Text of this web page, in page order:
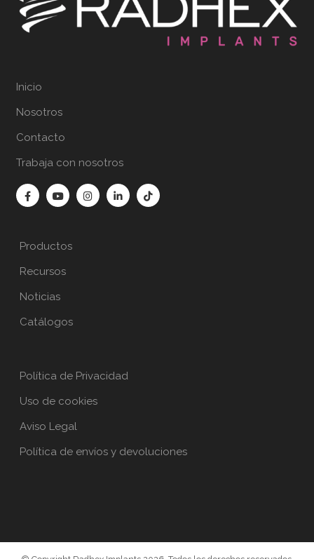
Inicio
Nosotros
Contacto
Trabaja con nosotros
Productos
Recursos
Noticias
Catálogos
Política de Privacidad
Uso de cookies
Aviso Legal
Política de envíos y devoluciones